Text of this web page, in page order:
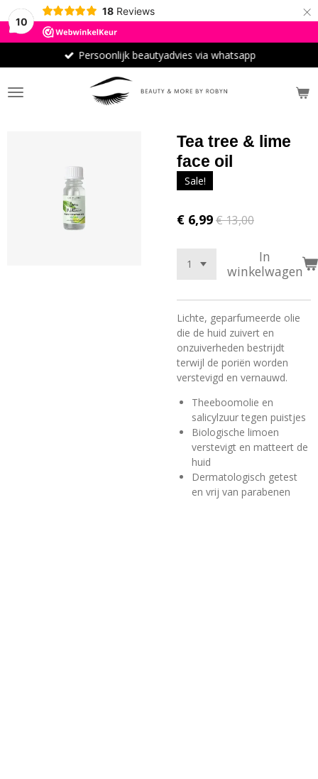
10
18 Reviews ×
Persoonlijk beautyadvies via whatsapp
Tea tree & lime
face oil
Sale!
€ 6,99€ 13,00
In
winkelwagen
Lichte, geparfumeerde olie
die de huid zuivert en
onzuiverheden bestrijdt
terwijl de poriën worden
verstevigd en vernauwd.
Theeboomolie en
salicylzuur tegen puistjes
Biologische limoen
verstevigt en matteert de
huid
Dermatologisch getest
en vrij van parabenen